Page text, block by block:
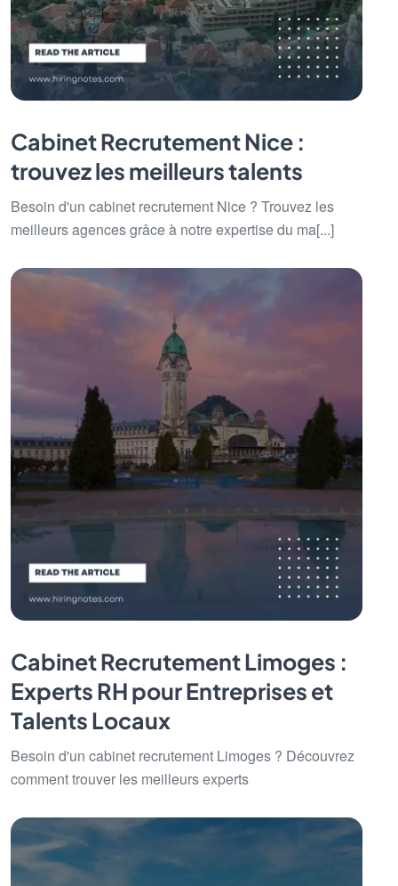
Cabinet Recrutement Nice :
trouvez les meilleurs talents
Besoin d'un cabinet recrutement Nice ? Trouvez les
meilleurs agences grâce à notre expertise du ma[...]
Cabinet Recrutement Limoges :
Experts RH pour Entreprises et
Talents Locaux
Besoin d'un cabinet recrutement Limoges ? Découvrez
comment trouver les meilleurs experts